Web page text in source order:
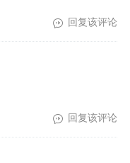
回复该评论
回复该评论